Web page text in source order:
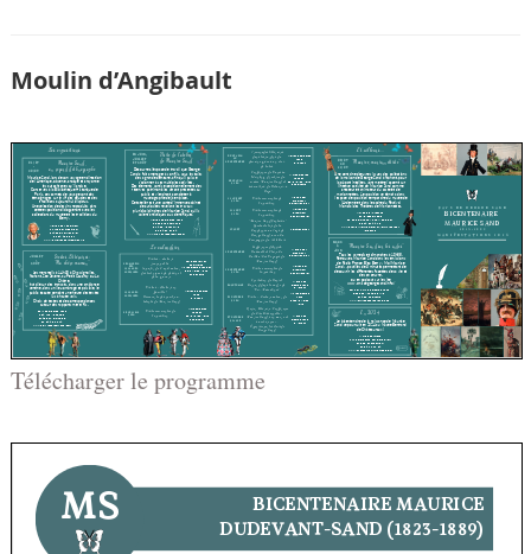
Moulin d’Angibault
Télécharger le programme